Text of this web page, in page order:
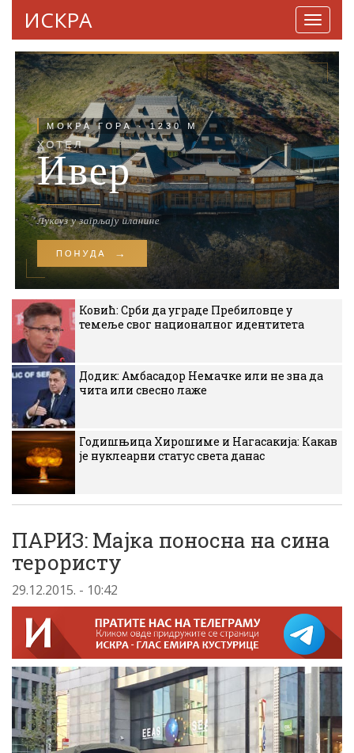
ИСКРА
Ковић: Срби да уграде Пребиловце у
темеље свог националног идентитета
Додик: Амбасадор Немачке или не зна да
чита или свесно лаже
Годишњица Хирошиме и Нагасакија: Какав
је нуклеарни статус света данас
ПАРИЗ: Mаjка поносна на сина
терористу
29.12.2015. - 10:42